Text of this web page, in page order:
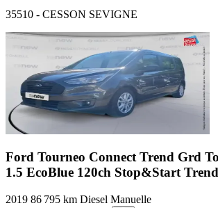
35510 - CESSON SEVIGNE
Ford Tourneo Connect Trend Grd
1.5 EcoBlue 120ch Stop&Start Trend
2019 86 795 km Diesel Manuelle